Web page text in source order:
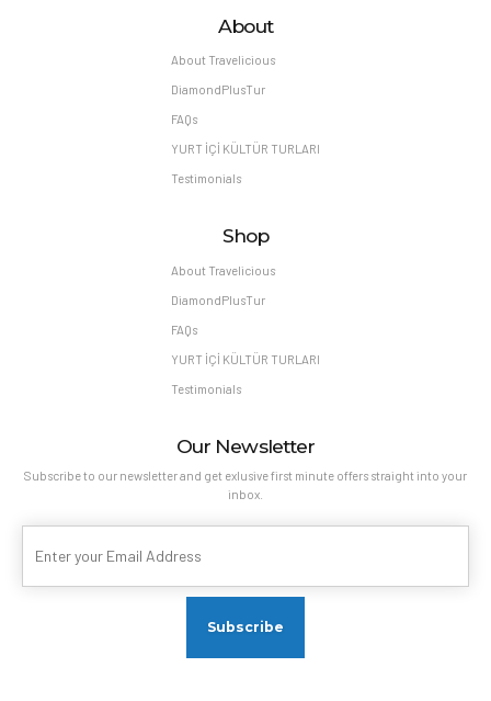
About
About Travelicious
DiamondPlusTur
FAQs
YURT İÇİ KÜLTÜR TURLARI
Testimonials
Shop
About Travelicious
DiamondPlusTur
FAQs
YURT İÇİ KÜLTÜR TURLARI
Testimonials
Our Newsletter
Subscribe to our newsletter and get exlusive first minute offers straight into your
inbox.